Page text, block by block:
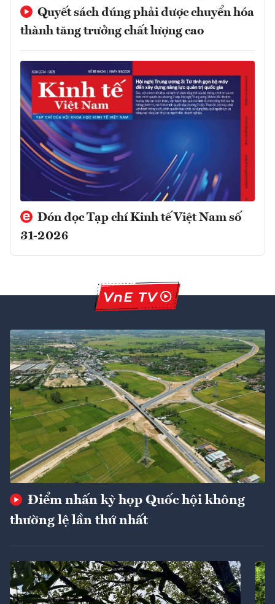
Quyết sách đúng phải được chuyển hóa
thành tăng trưởng chất lượng cao
Đón đọc Tạp chí Kinh tế Việt Nam số
31-2026
Điểm nhấn kỳ họp Quốc hội không
thường lệ lần thứ nhất